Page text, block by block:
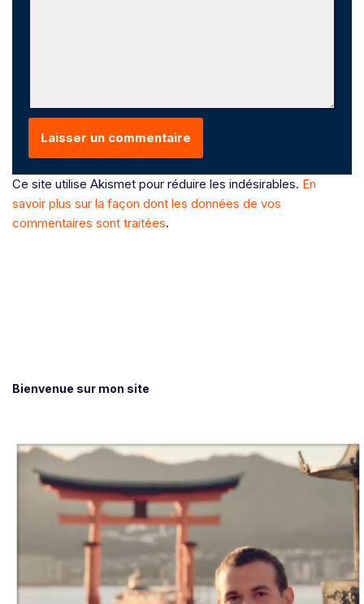
Ce site utilise Akismet pour réduire les indésirables. En
savoir plus sur la façon dont les données de vos
commentaires sont traitées.
Bienvenue sur mon site